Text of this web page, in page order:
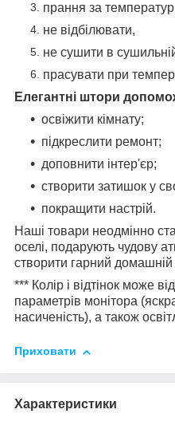
прання за
не відбілювати,
не сушити в
прасувати при
Елегантні штори
освіжити кімнату;
підкреслити ремонт;
доповнити інтер'єр;
створити затишок у
покращити настрій.
Наші товари неодмінно
оселі, подарують чудову
створити гарний
*** Колір і відтінок може
параметрів монітора
насиченість), а також
Приховати
Характеристики